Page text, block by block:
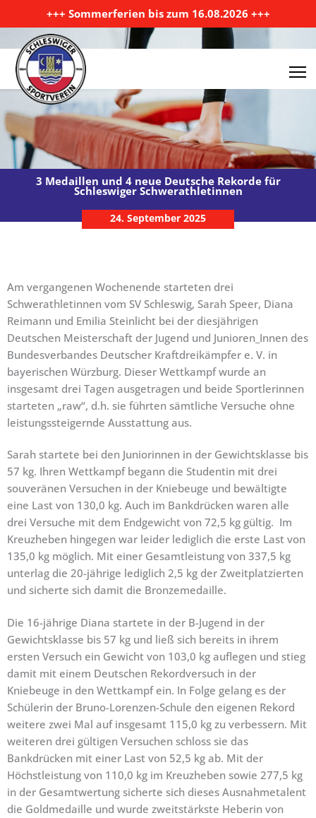
+++ Sommerferien bis zum 16.08.2026 +++
Zum Inhalt springen
3 Medaillen und 4 neue Deutsche Rekorde für
Schleswiger Schwerathletinnen
24. September 2025
Am vergangenen Wochenende starteten drei
Schwerathletinnen vom SV Schleswig, Sarah Speer, Diana
Reimann und Emilia Steinlicht bei der diesjährigen
Deutschen Meisterschaft der Jugend und Junioren_Innen des
Bundesverbandes Deutscher Kraftdreikämpfer e. V. in
bayerischen Würzburg. Dieser Wettkampf wurde an
insgesamt drei Tagen ausgetragen und beide Sportlerinnen
starteten „raw“, d.h. sie führten sämtliche Versuche ohne
leistungssteigernde Ausstattung aus.
Sarah startete bei den Juniorinnen in der Gewichtsklasse bis
57 kg. Ihren Wettkampf begann die Studentin mit drei
souveränen Versuchen in der Kniebeuge und bewältigte
eine Last von 130,0 kg. Auch im Bankdrücken waren alle
drei Versuche mit dem Endgewicht von 72,5 kg gültig. Im
Kreuzheben hingegen war leider lediglich die erste Last von
135,0 kg möglich. Mit einer Gesamtleistung von 337,5 kg
unterlag die 20-jährige lediglich 2,5 kg der Zweitplatzierten
und sicherte sich damit die Bronzemedaille.
Die 16-jährige Diana startete in der B-Jugend in der
Gewichtsklasse bis 57 kg und ließ sich bereits in ihrem
ersten Versuch ein Gewicht von 103,0 kg auflegen und stieg
damit mit einem Deutschen Rekordversuch in der
Kniebeuge in den Wettkampf ein. In Folge gelang es der
Schülerin der Bruno-Lorenzen-Schule den eigenen Rekord
weitere zwei Mal auf insgesamt 115,0 kg zu verbessern. Mit
weiteren drei gültigen Versuchen schloss sie das
Bankdrücken mit einer Last von 52,5 kg ab. Mit der
Höchstleistung von 110,0 kg im Kreuzheben sowie 277,5 kg
in der Gesamtwertung sicherte sich dieses Ausnahmetalent
die Goldmedaille und wurde zweitstärkste Heberin von